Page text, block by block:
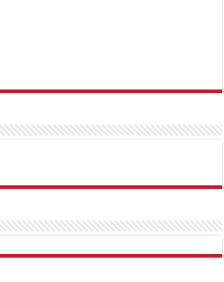
TipobetMatadorbetMariobet